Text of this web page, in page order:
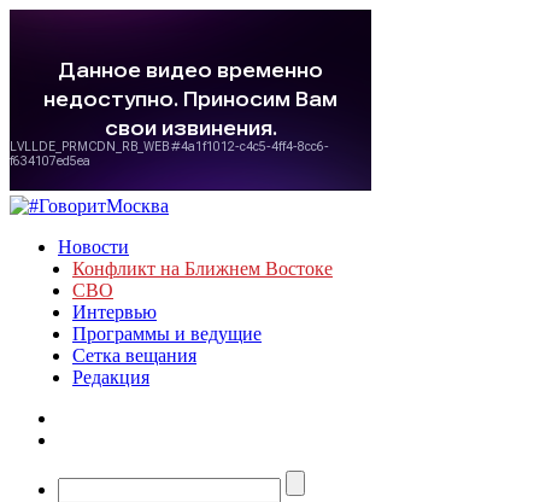
Новости
Конфликт на Ближнем Востоке
СВО
Интервью
Программы и ведущие
Сетка вещания
Редакция